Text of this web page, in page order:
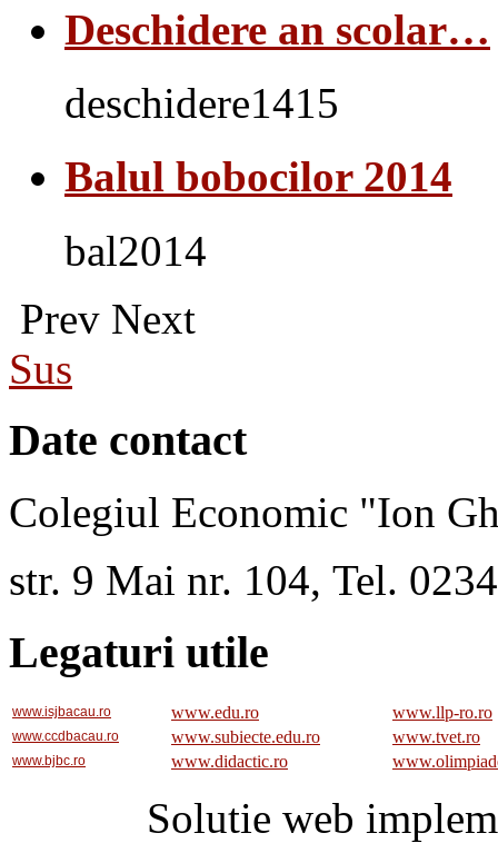
Deschidere an scolar…
deschidere1415
Balul bobocilor 2014
bal2014
Prev Next
Sus
Date contact
Colegiul Economic "Ion
str. 9 Mai nr. 104, Tel.
Legaturi utile
www.isjbacau.ro www.edu.ro www.llp-ro.ro
www.ccdbacau.ro www.subiecte.edu.ro www.tvet.ro
www.bjbc.ro www.didactic.ro
Solutie web